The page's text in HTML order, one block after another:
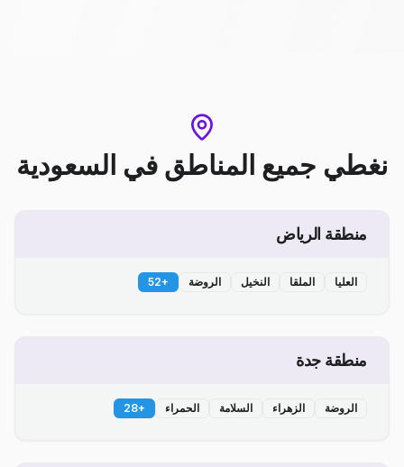
نغطي جميع المناطق في السعودية
منطقة الرياض
العليا الملقا النخيل الروضة +
52
منطقة جدة
الروضة الزهراء السلامة الحمراء +
28